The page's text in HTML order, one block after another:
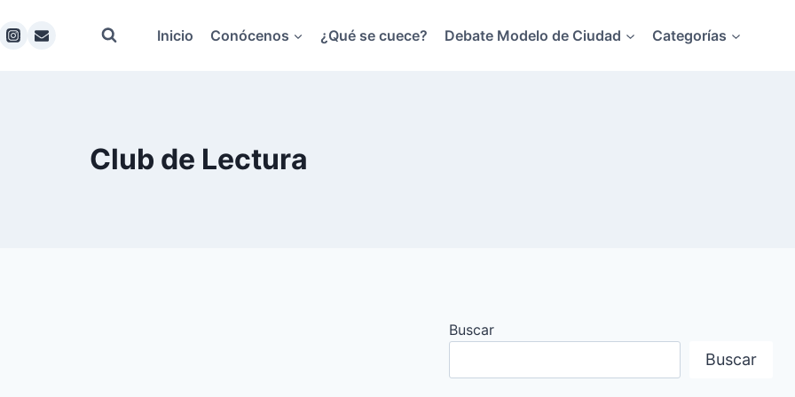
Inicio Conócenos ¿Qué se cuece? Debate Modelo de Ciudad Categorías
Club de Lectura
Buscar
Buscar